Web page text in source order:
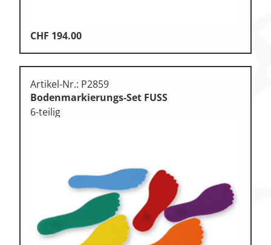
CHF 194.00
Artikel-Nr.: P2859
Bodenmarkierungs-Set FUSS
6-teilig